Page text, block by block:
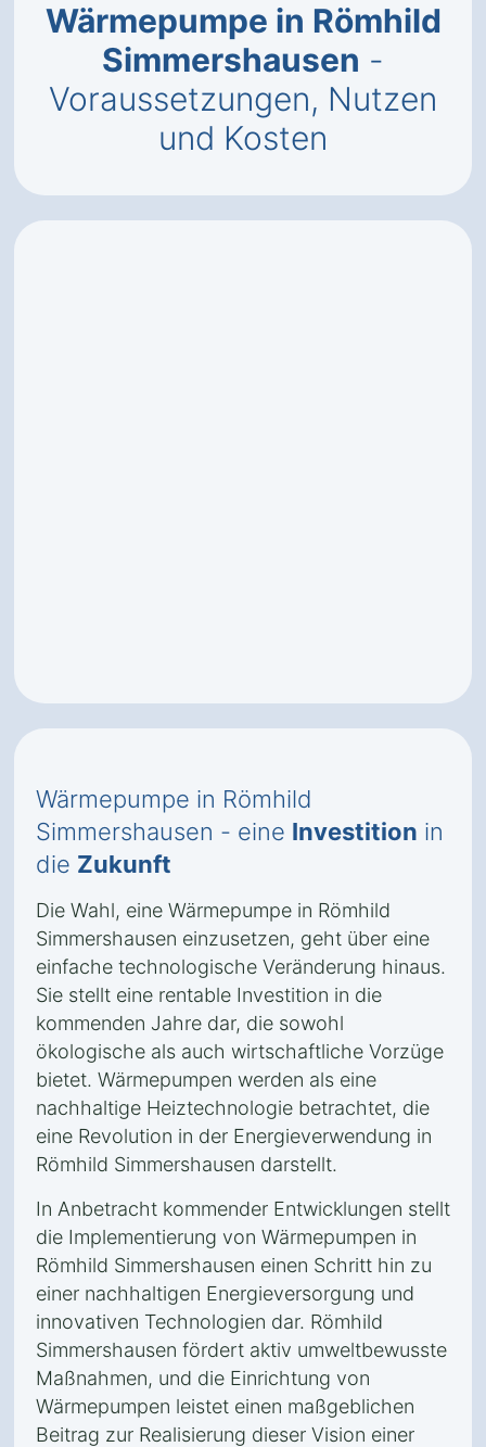
Wärmepumpe in Römhild
Simmershausen -
Voraussetzungen, Nutzen
und Kosten
Wärmepumpe in Römhild
Simmershausen - eine Investition in
die Zukunft
Die Wahl, eine Wärmepumpe in Römhild
Simmershausen einzusetzen, geht über eine
einfache technologische Veränderung hinaus.
Sie stellt eine rentable Investition in die
kommenden Jahre dar, die sowohl
ökologische als auch wirtschaftliche Vorzüge
bietet. Wärmepumpen werden als eine
nachhaltige Heiztechnologie betrachtet, die
eine Revolution in der Energieverwendung in
Römhild Simmershausen darstellt.
In Anbetracht kommender Entwicklungen stellt
die Implementierung von Wärmepumpen in
Römhild Simmershausen einen Schritt hin zu
einer nachhaltigen Energieversorgung und
innovativen Technologien dar. Römhild
Simmershausen fördert aktiv umweltbewusste
Maßnahmen, und die Einrichtung von
Wärmepumpen leistet einen maßgeblichen
Beitrag zur Realisierung dieser Vision einer